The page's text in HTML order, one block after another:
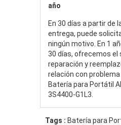
año
En 30 días a partir de
entrega, puede
ningún motivo. En 1
30 días, ofrecemos el
reparación y
relación con problema
Batería para Portátil
3S4400-G1L3.
Tags : Batería para